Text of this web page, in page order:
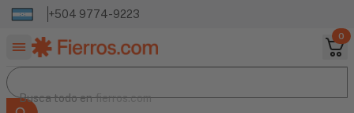
+504 9774-9223
0
Buscar productos
Busca todo en
Busca todo enfierros.com